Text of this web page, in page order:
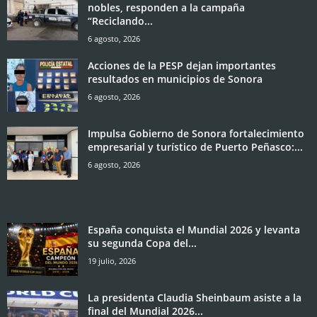
nobles, responden a la campaña
“Reciclando...
6 agosto, 2026
Acciones de la PESP dejan importantes
resultados en municipios de Sonora
6 agosto, 2026
Impulsa Gobierno de Sonora fortalecimiento
empresarial y turístico de Puerto Peñasco:...
6 agosto, 2026
España conquista el Mundial 2026 y levanta
su segunda Copa del...
19 julio, 2026
La presidenta Claudia Sheinbaum asiste a la
final del Mundial 2026...